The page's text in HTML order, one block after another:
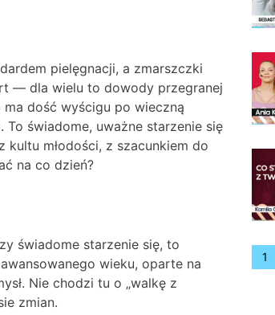
pielęgnacji, a zmarszczki
— dla wielu to dowody przegranej
dość wyścigu po wieczną
To świadome, uważne starzenie się
kultu młodości, z szacunkiem do
na co dzień?
świadome starzenie się, to
wieku, oparte na
Nie chodzi tu o „walkę z
zmian.
1